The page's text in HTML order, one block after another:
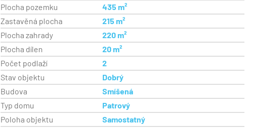
Plocha pozemku
435 m²
Zastavěná plocha
215 m²
Plocha zahrady
220 m²
Plocha dílen
20 m²
Počet podlaží
2
Stav objektu
Dobrý
Budova
Smíšená
Typ domu
Patrový
Poloha objektu
Samostatný